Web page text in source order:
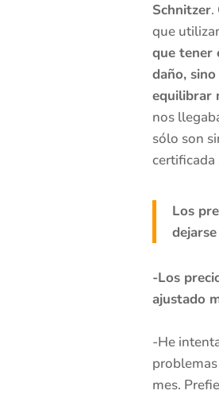
Schnitzer.
que
que tener
daño,
equilibrar
nos
sólo son
Los
-Los
ajustado
-He
mes.